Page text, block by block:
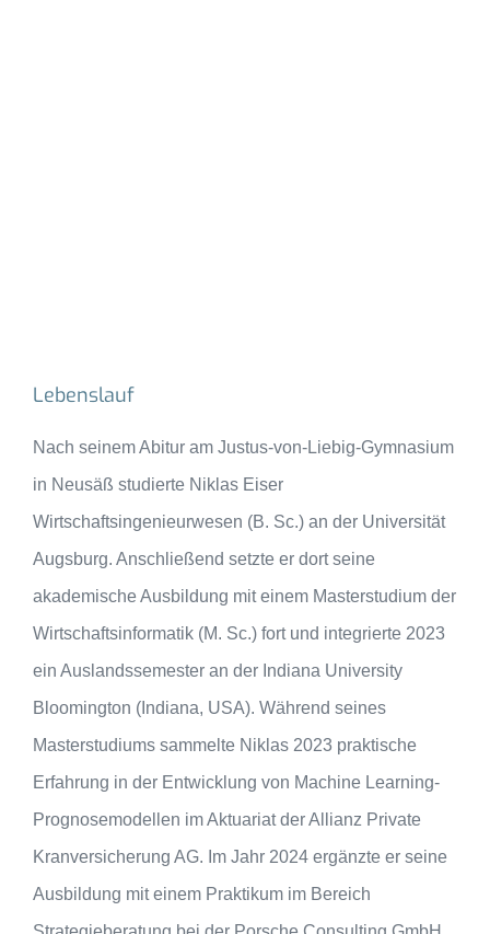
Lebenslauf
Nach seinem Abitur am Justus-von-Liebig-Gymnasium
in Neusäß studierte Niklas Eiser
Wirtschaftsingenieurwesen (B. Sc.) an der Universität
Augsburg. Anschließend setzte er dort seine
akademische Ausbildung mit einem Masterstudium der
Wirtschaftsinformatik (M. Sc.) fort und integrierte 2023
ein Auslandssemester an der Indiana University
Bloomington (Indiana, USA). Während seines
Masterstudiums sammelte Niklas 2023 praktische
Erfahrung in der Entwicklung von Machine Learning-
Prognosemodellen im Aktuariat der Allianz Private
Kranversicherung AG. Im Jahr 2024 ergänzte er seine
Ausbildung mit einem Praktikum im Bereich